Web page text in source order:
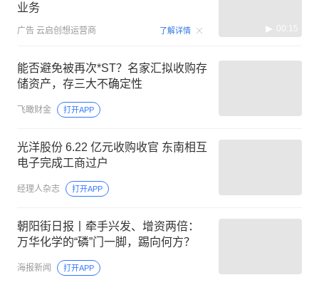
业务
广告 云启创想运营商 了解详情 00:15
能否避免被再次*ST？名家汇拟收购存
储资产，存三大不确定性
飞瞰财金 打开APP
光洋股份 6.22 亿元收购收官 东南相互
电子完成工商过户
经理人杂志 打开APP
朝阳街日报丨牵手兴发、增资两倍：
万华化学的“磷”门一脚，踢向何方？
海报新闻 打开APP